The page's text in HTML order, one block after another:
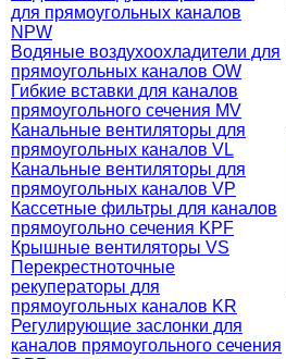
для прямоугольных каналов
NPW
Водяные воздухоохладители для
прямоугольных каналов OW
Гибкие вставки для каналов
прямоугольного сечения MV
Канальные вентиляторы для
прямоугольных каналов VL
Канальные вентиляторы для
прямоугольных каналов VP
Кассетные фильтры для каналов
прямоугольно сечения KPF
Крышные вентиляторы VS
Перекрестноточные
рекуператоры для
прямоугольных каналов KR
Регулирующие заслонки для
каналов прямоугольного сечения